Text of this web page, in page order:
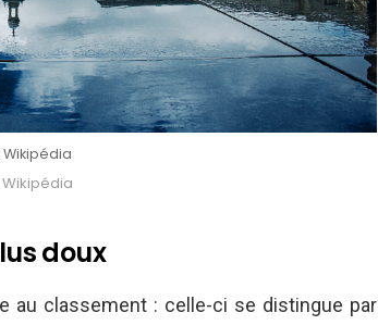
Wikipédia
doux
au classement : celle-ci se distingue par